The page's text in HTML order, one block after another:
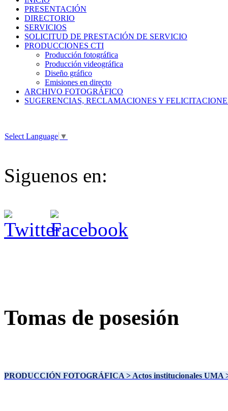
PRESENTACIÓN
DIRECTORIO
SERVICIOS
SOLICITUD DE PRESTACIÓN DE SERVICIO
PRODUCCIONES CTI
Producción fotográfica
Producción videográfica
Diseño gráfico
Emisiones en directo
ARCHIVO FOTOGRÁFICO
SUGERENCIAS, RECLAMACIONES Y
Select Language ▼
Siguenos en:
Tomas de posesión
PRODUCCIÓN FOTOGRÁFICA > Actos institucionales UMA